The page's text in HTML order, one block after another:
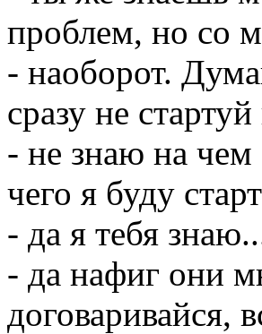
проблем, но со
- наоборот.
сразу не
- не знаю на чем
чего я буду
- да я тебя
- да нафиг они
договаривайся,